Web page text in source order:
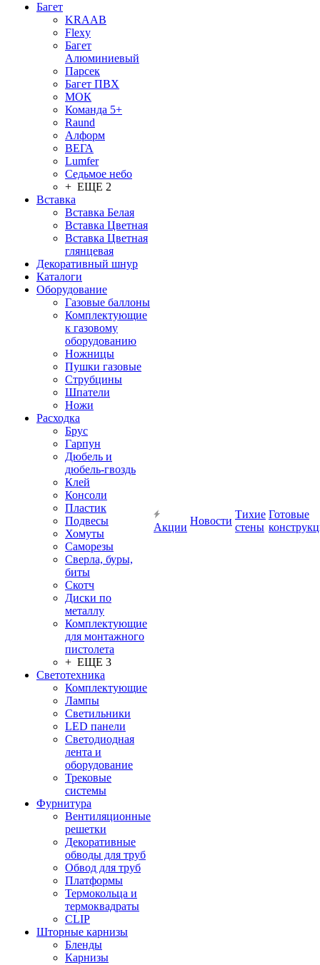
Багет
KRAAB
Flexy
Багет
Алюминиевый
Парсек
Багет ПВХ
МОК
Команда 5+
Raund
Алформ
ВЕГА
Lumfer
Седьмое небо
+ ЕЩЕ 2
Вставка
Вставка Белая
Вставка Цветная
Вставка Цветная
глянцевая
Декоративный шнур
Каталоги
Оборудование
Газовые баллоны
Комплектующие
к газовому
оборудованию
Ножницы
Пушки газовые
Струбцины
Шпатели
Ножи
Расходка
Брус
Гарпун
Дюбель и
дюбель-гвоздь
Клей
Консоли
Пластик
Подвесы
Хомуты
Саморезы
Сверла, буры,
биты
Скотч
Диски по
металлу
Комплектующие
для монтажного
пистолета
+ ЕЩЕ 3
Светотехника
Комплектующие
Лампы
Светильники
LED панели
Светодиодная
лента и
оборудование
Трековые
системы
Фурнитура
Вентиляционные
решетки
Декоративные
обводы для труб
Обвод для труб
Платформы
Термокольца и
термоквадраты
CLIP
Шторные карнизы
Бленды
Карнизы
Акции
Новости
Тихие
стены
Готовые